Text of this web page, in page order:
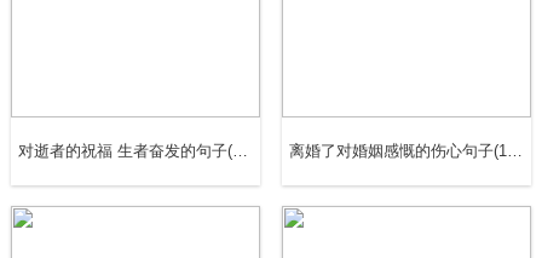
19、 也许生命中会有许多此相遇，却只能选择擦肩而过，